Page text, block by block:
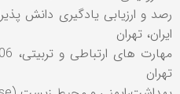
ایران، تهران
تهران